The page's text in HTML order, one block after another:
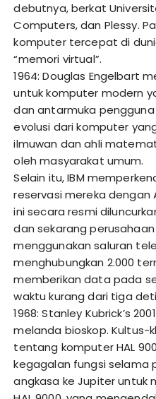
debutnya, berkat
Computers, dan Plessy.
komputer tercepat di
“memori virtual”.
1964: Douglas Engelbart
untuk komputer modern
dan antarmuka
evolusi dari komputer
ilmuwan dan ahli
oleh masyarakat umum.
Selain itu, IBM
reservasi mereka dengan
ini secara resmi
dan sekarang
menggunakan saluran
menghubungkan 2.000
memberikan data pada
waktu kurang dari tiga
1968: Stanley Kubrick’s
melanda bioskop. Kultus-
tentang komputer HAL
kegagalan fungsi selama
angkasa ke Jupiter untuk